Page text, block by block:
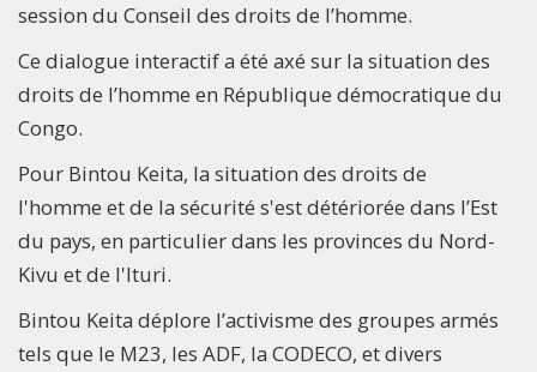
session du Conseil des droits de l’homme.
Ce dialogue interactif a été axé sur la situation des
droits de l’homme en République démocratique du
Congo.
Pour Bintou Keita, la situation des droits de
l'homme et de la sécurité s'est détériorée dans l’Est
du pays, en particulier dans les provinces du Nord-
Kivu et de l'Ituri.
Bintou Keita déplore l’activisme des groupes armés
tels que le M23, les ADF, la CODECO, et divers